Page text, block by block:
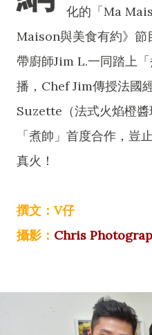
化的「Ma
Maison與美食有約》節
帶廚師Jim L.一同踏上
播，Chef Jim傳授法國
Suzette（法式火焰橙
「煮帥」首度合作，豈
真火！
撰文：V仔
攝影： Chris